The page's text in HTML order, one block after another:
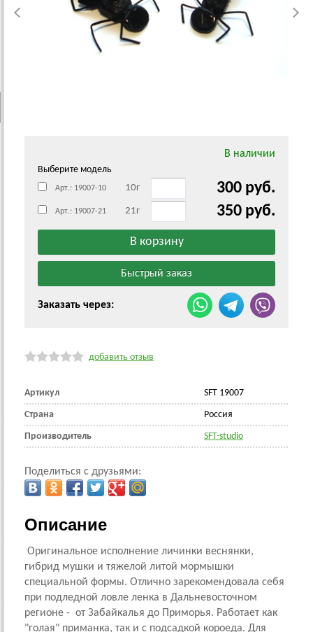
В наличии
Выберите модель
Арт.: 19007-10 10г 300 руб.
Арт.: 19007-21 21г 350 руб.
Заказать через:
добавить отзыв
Артикул SFT 19007
Страна Россия
Производитель SFT-studio
Поделиться с друзьями:
Описание
Оригинальное исполнение личинки веснянки,
гибрид мушки и тяжелой литой мормышки
специальной формы. Отлично зарекомендовала себя
при подледной ловле ленка в Дальневосточном
регионе - от Забайкалья до Приморья. Работает как
"голая" приманка, так и с подсадкой короеда. Для